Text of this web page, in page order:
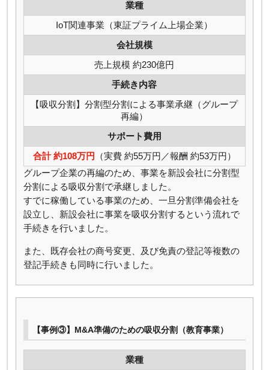
業種
IoT関連事業（東証プライム上場企業）
会社規模
売上規模 約230億円
手続き内容
【吸収分割】分割型分割による事業承継（グループ
再編）
サポート費用
合計 約108万円 （実費 約55万円／報酬 約53万円）
グループ企業の再編のため、事業を新設会社に分割型
分割による吸収分割で承継しました。
すでに稼働している事業のため、一旦分割準備会社を
設立し、新設会社に事業を吸収分割するという流れで
手続きを行いました。
また、既存会社の商号変更、及び免責の登記等複数の
登記手続きも同時に行いました。
【事例③】M&A準備のための吸収分割（教育事業）
業種